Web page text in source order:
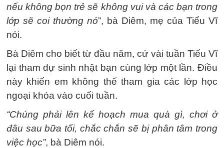
nếu không bọn trẻ sẽ không vui và các bạn trong
lớp sẽ coi thường nó”, bà Diêm, mẹ của Tiểu Vĩ
nói.
Bà Diêm cho biết từ đầu năm, cứ vài tuần Tiểu Vĩ
lại tham dự sinh nhật bạn cùng lớp một lần. Điều
này khiến em không thể tham gia các lớp học
ngoại khóa vào cuối tuần.
“Chúng phải lên kế hoạch mua quà gì, chơi ở
đâu sau bữa tối, chắc chắn sẽ bị phân tâm trong
việc học”, bà Diêm nói.